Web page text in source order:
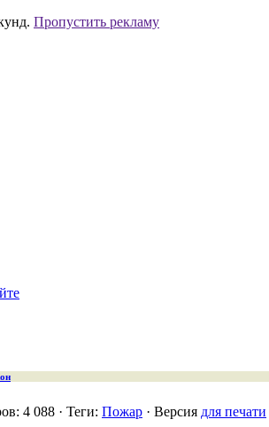
Пропустить рекламу
4 088 · Теги: Пожар · Версия для печати